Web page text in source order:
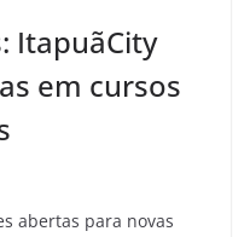
ItapuãCity
em cursos
abertas para novas